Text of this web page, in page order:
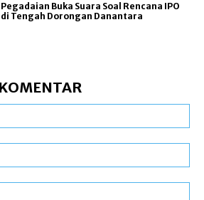
Pegadaian Buka Suara Soal Rencana IPO
di Tengah Dorongan Danantara